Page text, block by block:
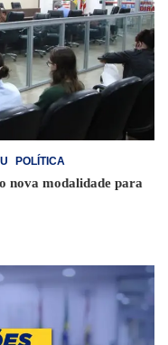
POLÍTICA
nova modalidade para